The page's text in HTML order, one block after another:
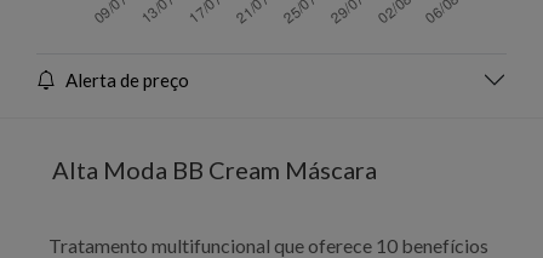
Alerta de preço
Alta Moda BB Cream Máscara
Tratamento multifuncional que oferece 10 benefícios